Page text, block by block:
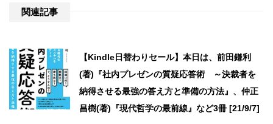
関連記事
【Kindle日替わりセール】本日は、前田鎌利
(著)『社内プレゼンの質疑応答術 ～決裁者を
納得させる最強の答え方と準備の方法』、仲正
昌樹(著)『現代哲学の最前線』など3冊 [21/9/7]